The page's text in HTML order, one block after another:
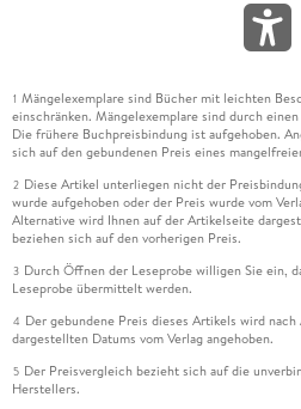
1 Mängelexemplare sind Bücher mit leichten
einschränken. Mängelexemplare sind durch
Die frühere Buchpreisbindung ist aufgehoben.
sich auf den gebundenen Preis eines
2 Diese Artikel unterliegen nicht der
wurde aufgehoben oder der Preis wurde vom
Alternative wird Ihnen auf der Artikelseite
beziehen sich auf den vorherigen Preis.
3 Durch Öffnen der Leseprobe willigen Sie ein,
Leseprobe übermittelt werden.
4 Der gebundene Preis dieses Artikels wird
dargestellten Datums vom Verlag angehoben.
5 Der Preisvergleich bezieht sich auf die
Herstellers.